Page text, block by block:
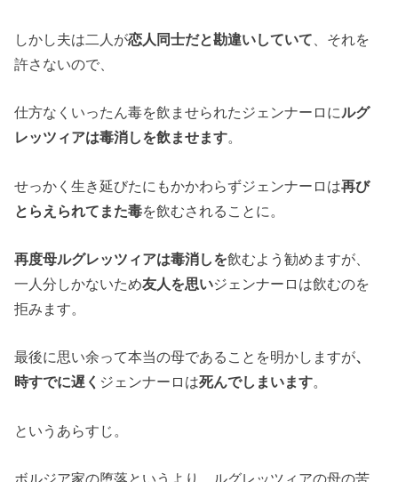
しかし夫は二人が恋人同士だと勘違いしていて 、それを
許さないので、
仕方なくいったん毒を飲ませられたジェンナーロにルグ
レッツィアは毒消しを飲ませます。
せっかく生き延びたにもかかわらずジェンナーロは再び
とらえられてまた毒を飲むされることに。
再度母ルグレッツィアは毒消しを飲むよう勧めますが、
一人分しかないため友人を思いジェンナーロは飲むのを
拒みます。
最後に思い余って本当の母であることを明かしますが、
時すでに遅く ジェンナーロは死んでしまいます。
というあらすじ。
ボルジア家の堕落というより、ルグレッツィアの母の苦